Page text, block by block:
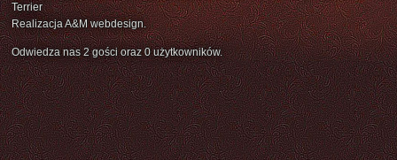
Terrier
Realizacja A&M webdesign.
Odwiedza nas 2 gości oraz 0 użytkowników.